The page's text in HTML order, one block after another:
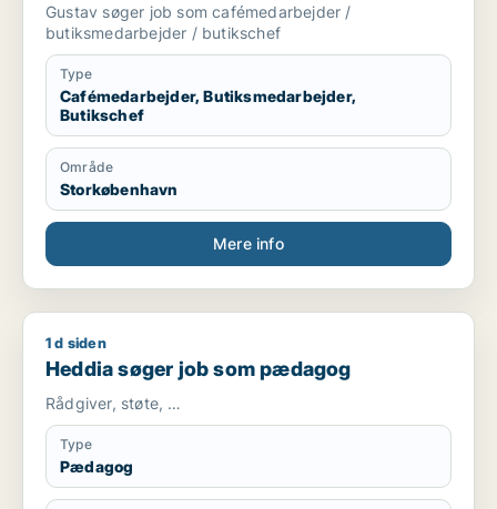
Gustav søger job som cafémedarbejder /
butiksmedarbejder / butikschef
Type
Cafémedarbejder, Butiksmedarbejder,
Butikschef
Område
Storkøbenhavn
Mere info
Heddia søger job som pædagog
1 d siden
Heddia søger job som pædagog
Rådgiver, støte, …
Type
Pædagog